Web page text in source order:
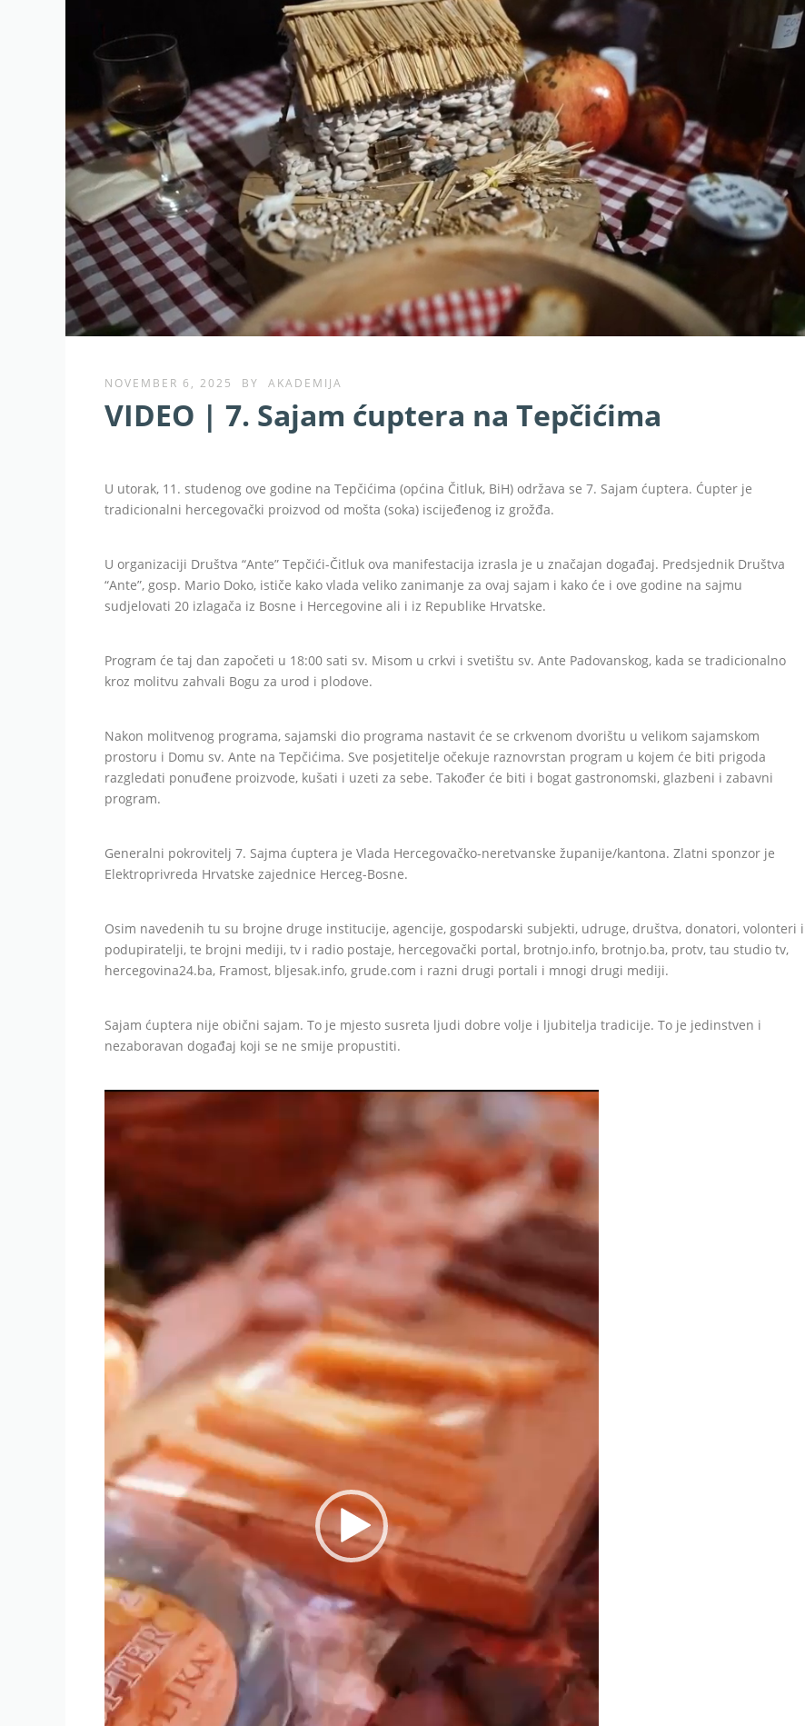
NOVEMBER 6, 2025 BY AKADEMIJA
VIDEO | 7. Sajam ćuptera na Tepčićima
U utorak, 11. studenog ove godine na Tepčićima (općina Čitluk, BiH) održava se 7. Sajam ćuptera. Ćupter je
tradicionalni hercegovački proizvod od mošta (soka) iscijeđenog iz grožđa.
U organizaciji Društva “Ante” Tepčići-Čitluk ova manifestacija izrasla je u značajan događaj. Predsjednik Društva
“Ante”, gosp. Mario Doko, ističe kako vlada veliko zanimanje za ovaj sajam i kako će i ove godine na sajmu
sudjelovati 20 izlagača iz Bosne i Hercegovine ali i iz Republike Hrvatske.
Program će taj dan započeti u 18:00 sati sv. Misom u crkvi i svetištu sv. Ante Padovanskog, kada se tradicionalno
kroz molitvu zahvali Bogu za urod i plodove.
Nakon molitvenog programa, sajamski dio programa nastavit će se crkvenom dvorištu u velikom sajamskom
prostoru i Domu sv. Ante na Tepčićima. Sve posjetitelje očekuje raznovrstan program u kojem će biti prigoda
razgledati ponuđene proizvode, kušati i uzeti za sebe. Također će biti i bogat gastronomski, glazbeni i zabavni
program.
Generalni pokrovitelj 7. Sajma ćuptera je Vlada Hercegovačko-neretvanske županije/kantona. Zlatni sponzor je
Elektroprivreda Hrvatske zajednice Herceg-Bosne.
Osim navedenih tu su brojne druge institucije, agencije, gospodarski subjekti, udruge, društva, donatori, volonteri i
podupiratelji, te brojni mediji, tv i radio postaje, hercegovački portal, brotnjo.info, brotnjo.ba, protv, tau studio tv,
hercegovina24.ba, Framost, bljesak.info, grude.com i razni drugi portali i mnogi drugi mediji.
Sajam ćuptera nije obični sajam. To je mjesto susreta ljudi dobre volje i ljubitelja tradicije. To je jedinstven i
nezaboravan događaj koji se ne smije propustiti.
Video
Player